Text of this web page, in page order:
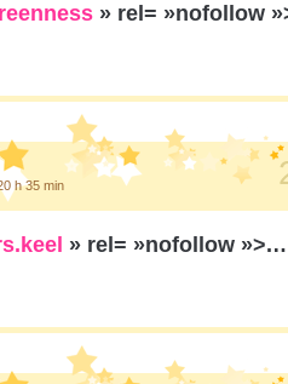
» rel= »nofollow
h 35 min
» rel= »nofollow